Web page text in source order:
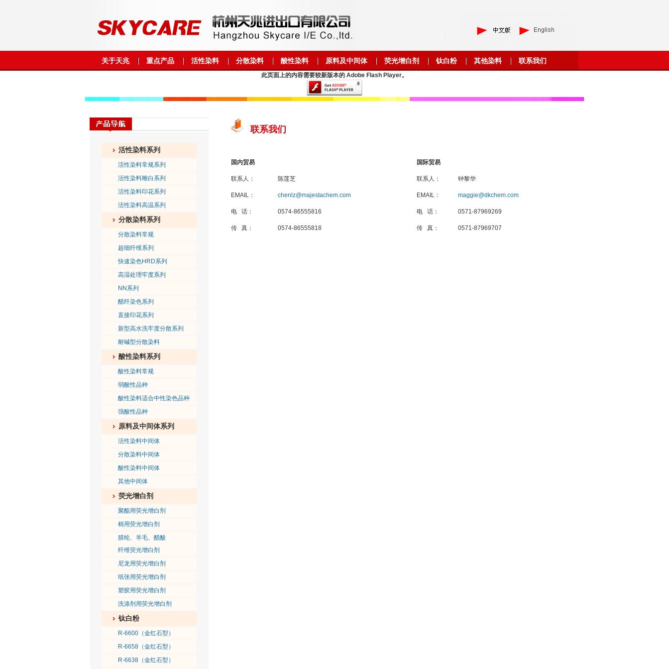
关于天兆 重点产品 活性染料 分散染料 酸性染料 原料及中间体 荧光增白剂 钛白粉 其他染料 联系我们
此页面上的内容需要较新版本的 Adobe Flash Player。
活性染料系列
活性染料常规系列
活性染料雕白系列
活性染料印花系列
活性染料高温系列
分散染料系列
分散染料常规
超细纤维系列
快速染色HRD系列
高湿处理牢度系列
NN系列
醋纤染色系列
直接印花系列
新型高水洗牢度分散系列
耐碱型分散染料
酸性染料系列
酸性染料常规
弱酸性品种
酸性染料适合中性染色品种
强酸性品种
原料及中间体系列
活性染料中间体
分散染料中间体
酸性染料中间体
其他中间体
荧光增白剂
聚酯用荧光增白剂
棉用荧光增白剂
腈纶、羊毛、醋酸
纤维荧光增白剂
尼龙用荧光增白剂
纸张用荧光增白剂
塑胶用荧光增白剂
洗涤剂用荧光增白剂
钛白粉
R-6600（金红石型）
R-6658（金红石型）
R-6638（金红石型）
联系我们
国内贸易
联系人： 陈莲芝
EMAIL： chenlz@majestachem.com
电 话： 0574-86555816
传 真： 0574-86555818
国际贸易
联系人： 钟黎华
EMAIL： maggie@dkchem.com
电 话： 0571-87969269
传 真： 0571-87969707